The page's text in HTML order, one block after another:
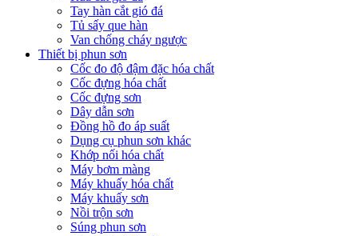
Tay hàn cắt gió đá
Tủ sấy que hàn
Van chống cháy ngược
Thiết bị phun sơn
Cốc đo độ đậm đặc hóa chất
Cốc đựng hóa chất
Cốc đựng sơn
Dây dẫn sơn
Đồng hồ đo áp suất
Dụng cụ phun sơn khác
Khớp nối hóa chất
Máy bơm màng
Máy khuấy hóa chất
Máy khuấy sơn
Nồi trộn sơn
Súng phun sơn